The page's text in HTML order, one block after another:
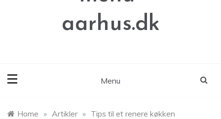
aarhus.dk
Menu
Home » Artikler » Tips til et renere køkken